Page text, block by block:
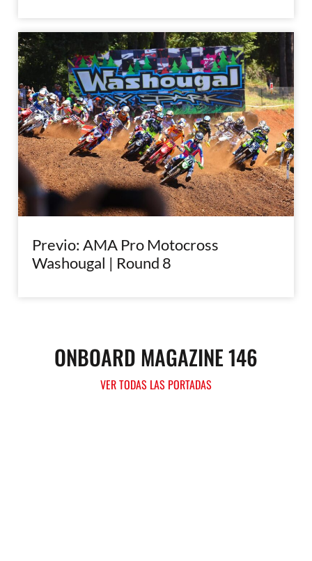
Previo: AMA Pro Motocross
Washougal | Round 8
ONBOARD MAGAZINE 146
VER TODAS LAS PORTADAS